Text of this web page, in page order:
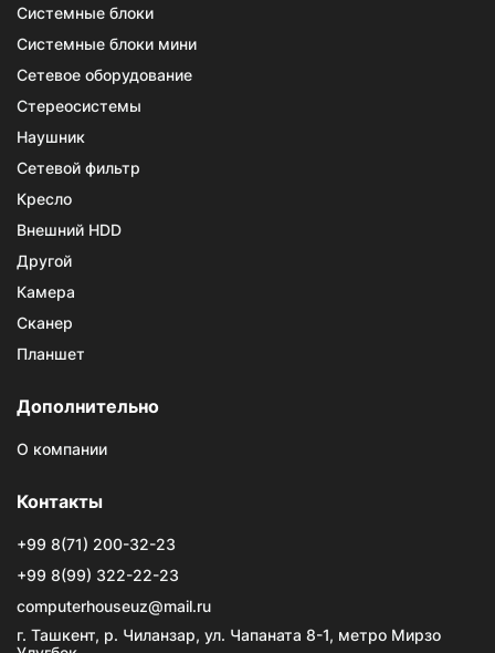
Системные блоки
Системные блоки мини
Сетевое оборудование
Стереосистемы
Наушник
Сетевой фильтр
Кресло
Внешний HDD
Другой
Камера
Сканер
Планшет
Дополнительно
О компании
Контакты
+99 8(71) 200-32-23
+99 8(99) 322-22-23
computerhouseuz@mail.ru
г. Ташкент, р. Чиланзар, ул. Чапаната 8-1, метро Мирзо